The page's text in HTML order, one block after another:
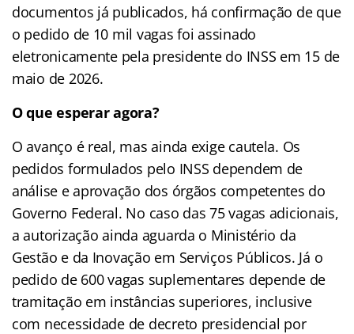
documentos já publicados, há confirmação de que
o pedido de 10 mil vagas foi assinado
eletronicamente pela presidente do INSS em 15 de
maio de 2026.
O que esperar agora?
O avanço é real, mas ainda exige cautela. Os
pedidos formulados pelo INSS dependem de
análise e aprovação dos órgãos competentes do
Governo Federal. No caso das 75 vagas adicionais,
a autorização ainda aguarda o Ministério da
Gestão e da Inovação em Serviços Públicos. Já o
pedido de 600 vagas suplementares depende de
tramitação em instâncias superiores, inclusive
com necessidade de decreto presidencial por